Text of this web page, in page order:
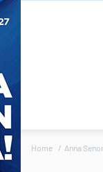
Home Anna